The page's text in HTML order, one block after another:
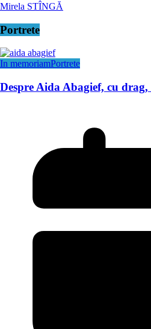
Mirela STÎNGĂ
Portrete
In memoriamPortrete
Despre Aida Abagief, cu